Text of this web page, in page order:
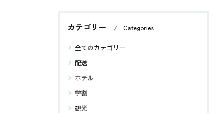
カテゴリー Categories
全てのカテゴリー
配送
ホテル
学割
観光